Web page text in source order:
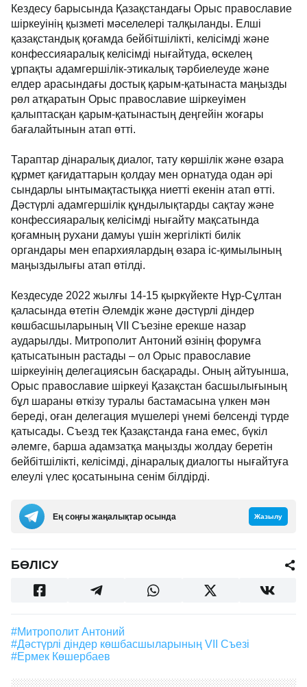
Кездесу барысында Қазақстандағы Орыс православие
шіркеуінің қызметі мәселелері талқыланды. Елші
қазақстандық қоғамда бейбітшілікті, келісімді және
конфессияаралық келісімді нығайтуда, өскелең
ұрпақты адамгершілік-этикалық тәрбиелеуде және
елдер арасындағы достық қарым-қатынаста маңызды
рөл атқаратын Орыс православие шіркеуімен
қалыптасқан қарым-қатынастың деңгейін жоғары
бағалайтынын атап өтті.
Тараптар дінаралық диалог, тату көршілік және өзара
құрмет қағидаттарын қолдау мен орнатуда одан әрі
сындарлы ынтымақтастыққа ниетті екенін атап өтті.
Дәстүрлі адамгершілік құндылықтарды сақтау және
конфессияаралық келісімді нығайту мақсатында
қоғамның рухани дамуы үшін жергілікті билік
органдары мен епархиялардың өзара іс-қимылының
маңыздылығы атап өтілді.
Кездесуде 2022 жылғы 14-15 қыркүйекте Нұр-Сұлтан
қаласында өтетін Әлемдік және дәстүрлі діндер
көшбасшыларының VII Съезіне ерекше назар
аударылды. Митрополит Антоний өзінің форумға
қатысатынын растады – ол Орыс православие
шіркеуінің делегациясын басқарады. Оның айтуынша,
Орыс православие шіркеуі Қазақстан басшылығының
бұл шараны өткізу туралы бастамасына үлкен мән
береді, оған делегация мүшелері үнемі белсенді түрде
қатысады. Съезд тек Қазақстанда ғана емес, бүкіл
әлемге, барша адамзатқа маңызды жолдау беретін
бейбітшілікті, келісімді, дінаралық диалогты нығайтуға
елеулі үлес қосатынына сенім білдірді.
Ең соңғы жаңалықтар осында Жазылу
БӨЛІСУ
#Митрополит Антоний
#дәстүрлі діндер көшбасшыларының VII Съезі
#Ермек Көшербаев